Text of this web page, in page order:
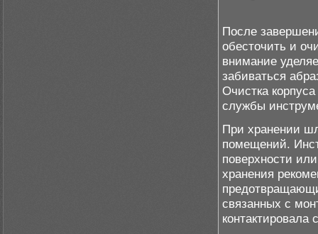
После
обесточить и
внимание
забиваться
Очистка
службы
При хранении
помещений.
поверхности
хранения
связанных с